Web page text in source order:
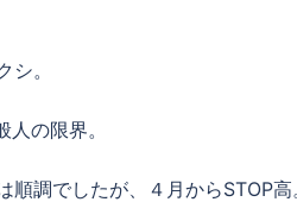
。
の限界。
調でしたが、４月からSTOP高